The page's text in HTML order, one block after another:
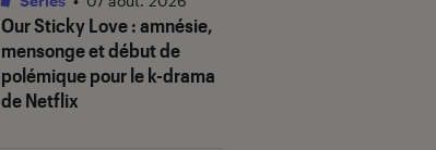
Our Sticky Love: amnésie,
mensonge et début de
polémique pour le k-drama
de Netflix